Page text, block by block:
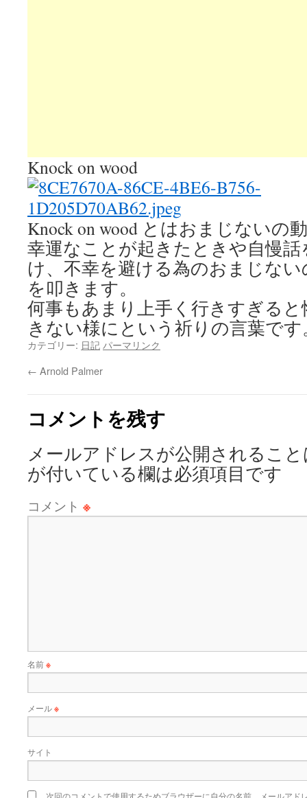
Knock on wood
Knock on wood とはおまじないの
幸運なことが起きたときや自慢
け、不幸を避ける為のおまじな
を叩きます。
何事もあまり上手く行きすぎる
きない様にという祈りの言葉です
カテゴリー: 日記 パーマリンク
← Arnold Palmer
コメントを残す
メールアドレスが公開されるこ
が付いている欄は必須項目です
コメント ※
名前※
メール※
サイト
次回のコメントで使用するためブラウザーに自分の名前、メールアド